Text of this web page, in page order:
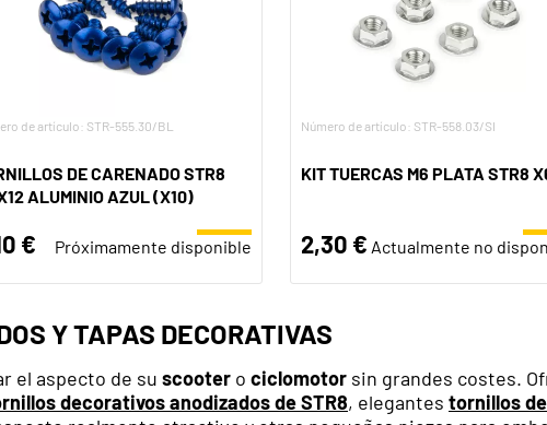
de artículo: STR-555.30/BL
DE CARENADO STR8
ALUMINIO AZUL (X10)
€ Próximamente disponible
Número de artículo: STR-558.03/SI
KIT TUERCAS M6 PLATA STR8
2,30 € Actualmente no
Y TAPAS DECORATIVAS
el aspecto de su scooter o ciclomotor sin grandes costes.
decorativos anodizadosde STR8, elegantes tornillos